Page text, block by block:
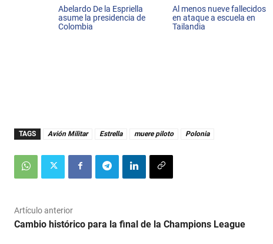
Abelardo De la Espriella
asume la presidencia de
Colombia
Al menos nueve fallecidos
en ataque a escuela en
Tailandia
TAGS Avión Militar Estrella muere piloto Polonia
Artículo anterior
Cambio histórico para la final de la Champions League